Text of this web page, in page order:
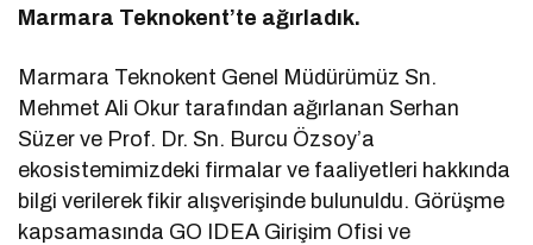
Marmara Teknokent’te ağırladık.
Marmara Teknokent Genel Müdürümüz Sn.
Mehmet Ali Okur tarafından ağırlanan Serhan
Süzer ve Prof. Dr. Sn. Burcu Özsoy’a
ekosistemimizdeki firmalar ve faaliyetleri hakkında
bilgi verilerek fikir alışverişinde bulunuldu. Görüşme
kapsamasında GO IDEA Girişim Ofisi ve